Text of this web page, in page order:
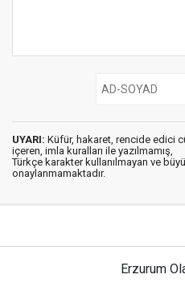
UYARI: Küfür, hakaret, rencide edici
içeren, imla kuralları ile yazılmamış,
Türkçe karakter kullanılmayan ve
onaylanmamaktadır.
Erzurum